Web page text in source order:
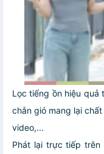
Lọc tiếng ồn hiệu quả
chắn gió mang lại
video,...
Phát lại trực tiếp